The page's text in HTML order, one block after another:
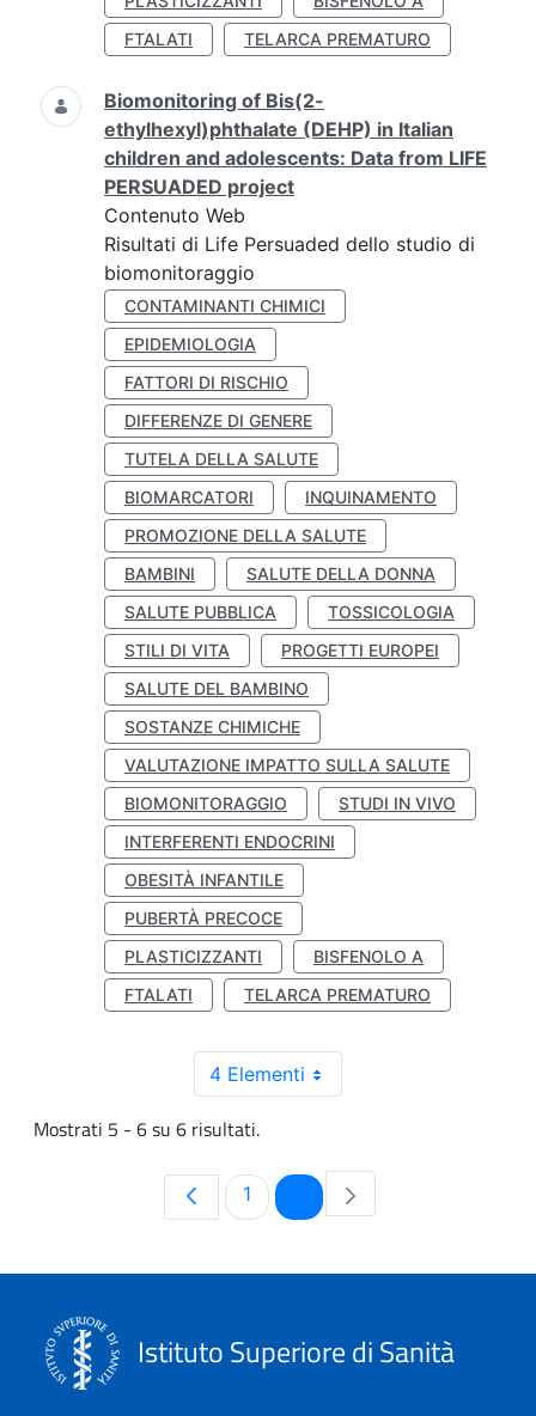
FTALATI
TELARCA PREMATURO
Biomonitoring of Bis(2-
ethylhexyl)phthalate (DEHP) in Italian
children and adolescents: Data from LIFE
PERSUADED project
Contenuto Web
Risultati di Life Persuaded dello studio di
biomonitoraggio
CONTAMINANTI CHIMICI
EPIDEMIOLOGIA
FATTORI DI RISCHIO
DIFFERENZE DI GENERE
TUTELA DELLA SALUTE
BIOMARCATORI
INQUINAMENTO
PROMOZIONE DELLA SALUTE
BAMBINI
SALUTE DELLA DONNA
SALUTE PUBBLICA
TOSSICOLOGIA
STILI DI VITA
PROGETTI EUROPEI
SALUTE DEL BAMBINO
SOSTANZE CHIMICHE
VALUTAZIONE IMPATTO SULLA SALUTE
BIOMONITORAGGIO
STUDI IN VIVO
INTERFERENTI ENDOCRINI
OBESITÀ INFANTILE
PUBERTÀ PRECOCE
PLASTICIZZANTI
BISFENOLO A
FTALATI
TELARCA PREMATURO
4 Elementi
Mostrati 5 - 6 su 6 risultati.
Pagina
1 Pagina
Istituto Superiore di Sanità